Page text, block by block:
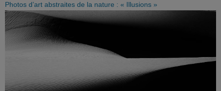
Photos d’art abstraites de la nature : « Illusions »